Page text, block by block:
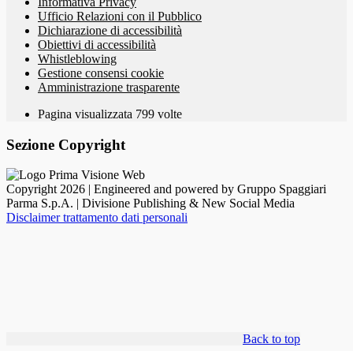
Ufficio Relazioni con il Pubblico
Dichiarazione di accessibilità
Obiettivi di accessibilità
Whistleblowing
Gestione consensi cookie
Amministrazione trasparente
Pagina visualizzata 799 volte
Sezione Copyright
Copyright 2026 | Engineered and powered by Gruppo Spaggiari
Parma S.p.A. | Divisione Publishing & New Social Media
Disclaimer trattamento dati personali
Back to top